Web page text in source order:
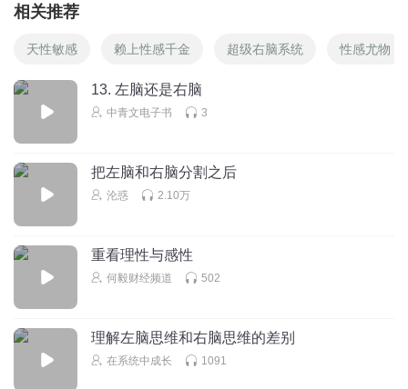
相关推荐
天性敏感 赖上性感千金 超级右脑系统 性感尤物
13. 左脑还是右脑
中青文电子书 3
把左脑和右脑分割之后
沦惑 2.10万
重看理性与感性
何毅财经频道 502
理解左脑思维和右脑思维的差别
在系统中成长 1091